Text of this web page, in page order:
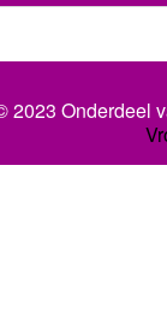
2023 Onderdeel